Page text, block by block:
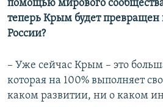
помощью мирового
теперь Крым будет превращен
России?
– Уже сейчас Крым – это
которая на 100% выполняет
каком развитии, ни о каком